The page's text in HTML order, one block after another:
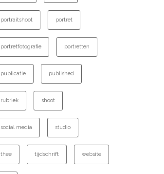
portraitshoot portret
portretfotografie portretten
publicatie published
rubriek shoot
social media studio
thee tijdschrift website